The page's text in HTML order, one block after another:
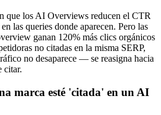
que los AI Overviews reducen el CTR
las queries donde aparecen. Pero las
ganan 120% más clics orgánicos
no citadas en la misma SERP,
no desaparece — se reasigna hacia
citar.
marca esté 'citada' en un AI